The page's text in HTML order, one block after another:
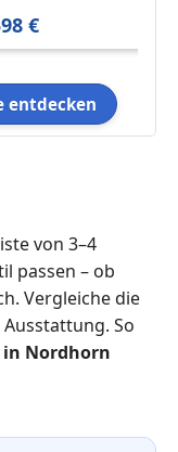
€
entdecken
von 3–4
passen – ob
Vergleiche die
So
Nordhorn